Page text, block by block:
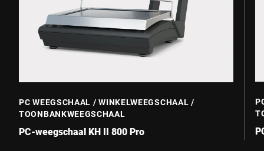
PC WEEGSCHAAL / WINKELWEEGSCHAAL /
TOONBANKWEEGSCHAAL
PC-weegschaal KH II 800 Pro